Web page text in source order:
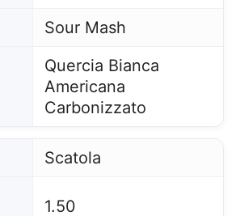
Sour Mash
Quercia Bianca
Americana
Carbonizzato
Scatola
1.50